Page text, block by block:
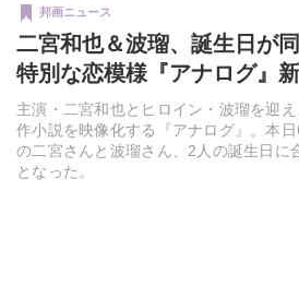
二宮和也＆波瑠、誕生日が
特別な恋模様『アナログ』
主演・二宮和也とヒロイン・波瑠を迎
作小説を映像化する『アナログ』。本
の二宮さんと波瑠さん、2人の誕生日に
となった。
邦画ニュース